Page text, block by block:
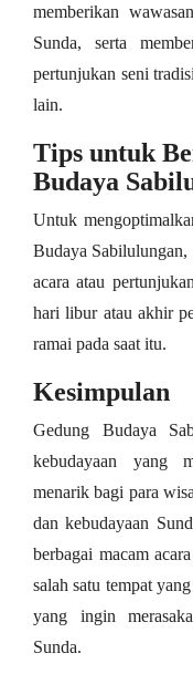
memberikan
Sunda, serta
pertunjukan seni
lain.
Tips untuk
Budaya
Untuk
Budaya Sabilulungan,
acara atau
hari libur atau akhir
ramai pada saat itu.
Kesimpulan
Gedung Budaya
kebudayaan yang
menarik bagi para
dan kebudayaan
berbagai macam
salah satu tempat
yang ingin
Sunda.